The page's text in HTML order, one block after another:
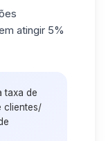
atingir 5%
taxa de
clientes/